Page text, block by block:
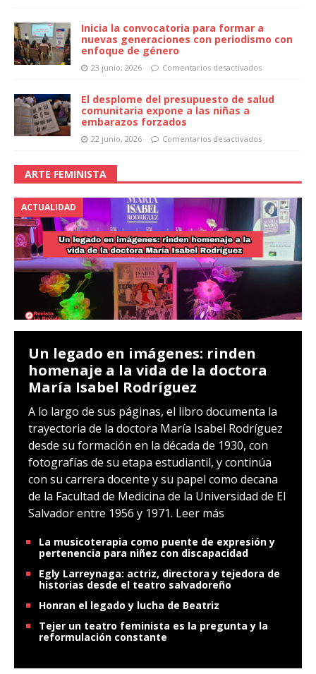
Inicia la convocatoria para formar a
nuevas generaciones con periodismo con
enfoque de género
23 junio, 2026 Comentarios desactivados
El desplome del presupuesto de salud
comunitaria expone a las niñas a
embarazos forzados
22 junio, 2026 Comentarios desactivados
ARTE FEMINISTA
ACTUALIDAD
Un legado en imágenes: rinden
homenaje a la vida de la doctora
María Isabel Rodríguez
A lo largo de sus páginas, el libro documenta la
trayectoria de la doctora María Isabel Rodríguez
desde su formación en la década de 1930, con
fotografías de su etapa estudiantil, y continúa
con su carrera docente y su papel como decana
de la Facultad de Medicina de la Universidad de El
Salvador entre 1956 y 1971. Leer más
La musicoterapia como puente de expresión y
pertenencia para niñez con discapacidad
Egly Larreynaga: actriz, directora y tejedora de
historias desde el teatro salvadoreño
Honran el legado y lucha de Beatriz
Tejer un teatro feminista es la pregunta y la
reformulación constante